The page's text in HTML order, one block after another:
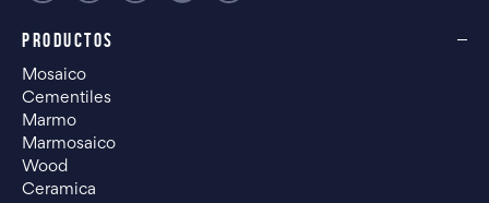
PRODUCTOS
Mosaico
Cementiles
Marmo
Marmosaico
Wood
Ceramica